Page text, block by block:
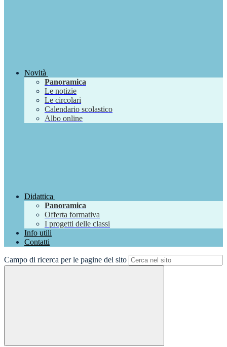
Novità
Panoramica
Le notizie
Le circolari
Calendario scolastico
Albo online
Didattica
Panoramica
Offerta formativa
I progetti delle classi
Info utili
Contatti
Campo di ricerca per le pagine del sito